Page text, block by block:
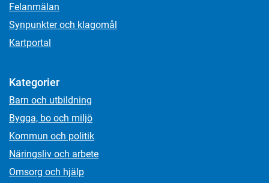
Felanmälan
Synpunkter och klagomål
Kartportal
Kategorier
Barn och utbildning
Bygga, bo och miljö
Kommun och politik
Näringsliv och arbete
Omsorg och hjälp